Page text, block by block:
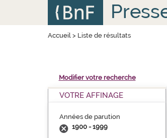
Accueil> Liste de résultats
Modifier votre recherche
VOTRE AFFINAGE
Années de parution
1900 - 1999
Panneau de gestion des cookies